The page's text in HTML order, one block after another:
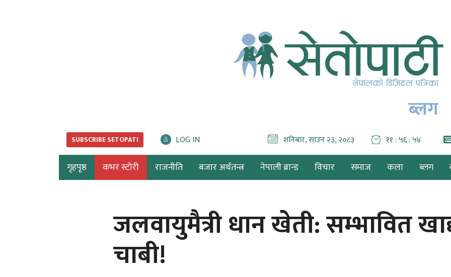
ब्लग
SUBSCRIBE SETOPATI LOG IN शनिबार, साउन २३, २०८३ ११ : ५६ : ५६
गृहपृष्ठ कभर स्टोरी राजनीति बजार अर्थतन्त्र नेपाली ब्रान्ड विचार समाज कला ब्लग
जलवायुमैत्री धान खेती: सम्भावित
चाबी!